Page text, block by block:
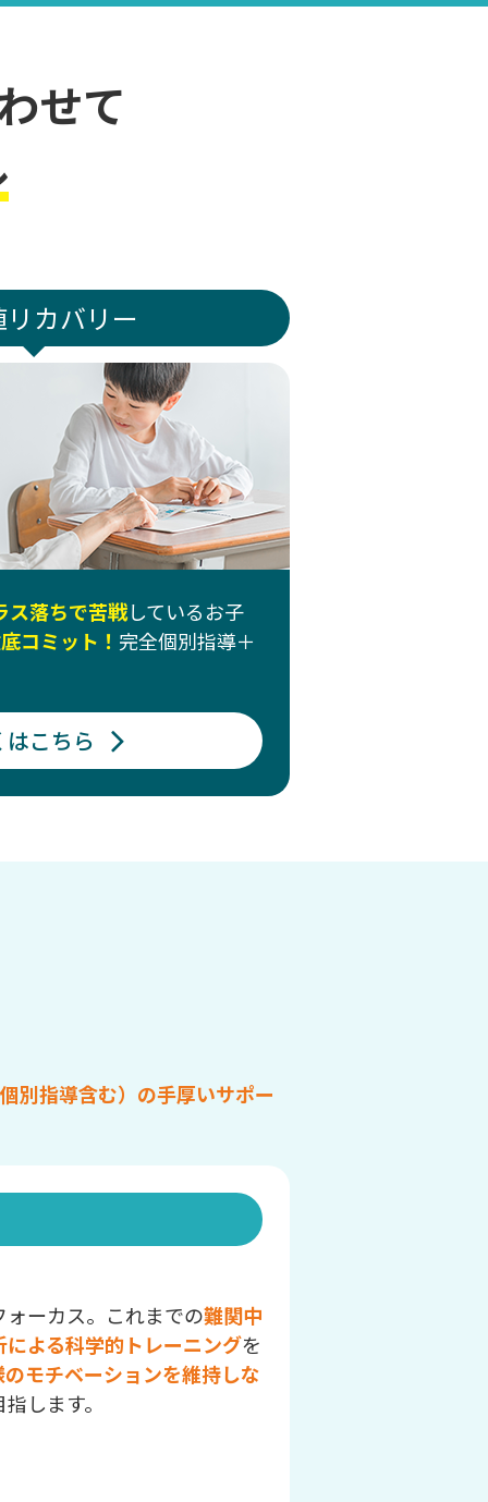
せて
カバリー
ス落ちで苦戦しているお子
コミット！ 完全個別指導＋
こちら
別指導含む）の手厚いサポー
ーカス。これまでの難関中
よる科学的トレーニングを
モチベーションを維持しな
します。